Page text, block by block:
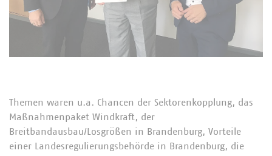
Themen waren u.a. Chancen der Sektorenkopplung, das
Maßnahmenpaket Windkraft, der
Breitbandausbau/Losgrößen in Brandenburg, Vorteile
einer Landesregulierungsbehörde in Brandenburg, die